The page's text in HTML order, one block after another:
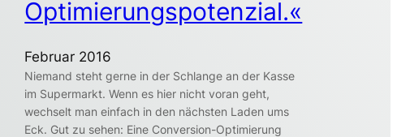
Optimierungspotenzial.«
Februar 2016
Niemand steht gerne in der Schlange an der Kasse
im Supermarkt. Wenn es hier nicht voran geht,
wechselt man einfach in den nächsten Laden ums
Eck. Gut zu sehen: Eine Conversion-Optimierung